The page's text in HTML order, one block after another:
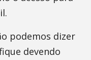
podemos dizer
devendo